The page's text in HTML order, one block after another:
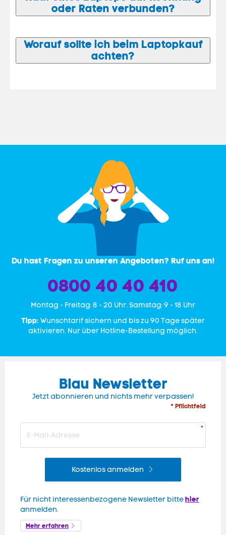
oder Raten verbunden?
Worauf sollte ich beim Laptopkauf
achten?
Du hast Fragen zu unseren Angeboten? Ruf uns an!
0800 40 40 410
Mon­tag - Freitag: 8 - 20 Uhr. Samstag: 9 - 18 Uhr
Tipp: Wunschtarif sichern und bis zu 90 Tage später
aktivieren. Nur über Hotline-Bestellung möglich.
Blau Newsletter
Jetzt abonnieren und nichts mehr verpassen!
* Pflichtfeld
Kostenlos anmelden
Für nicht interessenbezogene Newsletter bittehier
anmelden.
Mehr erfahren